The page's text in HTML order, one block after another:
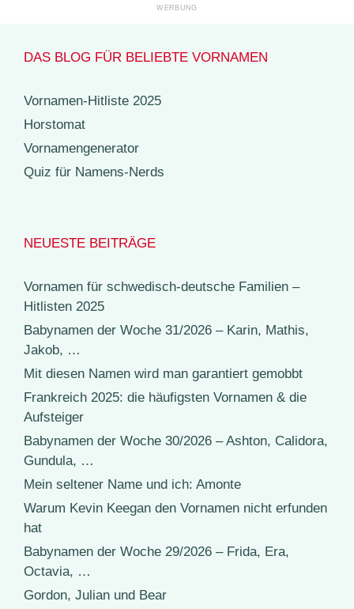
DAS BLOG FÜR BELIEBTE VORNAMEN
Vornamen-Hitliste 2025
Horstomat
Vornamengenerator
Quiz für Namens-Nerds
NEUESTE BEITRÄGE
Vornamen für schwedisch-deutsche Familien –
Hitlisten 2025
Babynamen der Woche 31/2026 – Karin, Mathis,
Jakob, …
Mit diesen Namen wird man garantiert gemobbt
Frankreich 2025: die häufigsten Vornamen & die
Aufsteiger
Babynamen der Woche 30/2026 – Ashton, Calidora,
Gundula, …
Mein seltener Name und ich: Amonte
Warum Kevin Keegan den Vornamen nicht erfunden
hat
Babynamen der Woche 29/2026 – Frida, Era,
Octavia, …
Gordon, Julian und Bear